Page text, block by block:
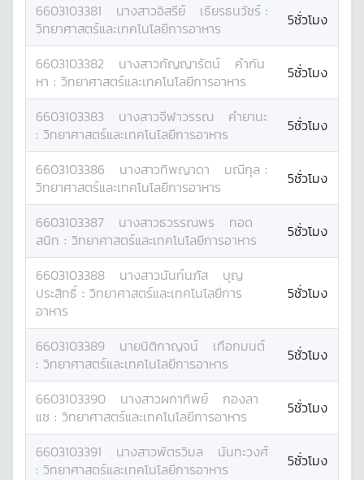
6603103381 นางสาวอิสรีย์ เธียรธนวัชร์ :
วิทยาศาสตร์และเทคโนโลยีการอาหาร
5ชั่วโมง
6603103382 นางสาวกัญญารัตน์
คำกัน
หา : วิทยาศาสตร์และเทคโนโลยีการอาหาร 5ชั่วโมง
6603103383 นางสาวจีฬาวรรณ
คำยานะ
: วิทยาศาสตร์และเทคโนโลยีการอาหาร 5ชั่วโมง
6603103386 นางสาวทิพญาดา มณีกุล :
วิทยาศาสตร์และเทคโนโลยีการอาหาร
5ชั่วโมง
6603103387 นางสาวธวรรณพร
ทอด
สนิท : วิทยาศาสตร์และเทคโนโลยีการอาหาร 5ชั่วโมง
6603103388 นางสาวนันท์นภัส
บุญ
ประสิทธิ์ : วิทยาศาสตร์และเทคโนโลยีการ
อาหาร
5ชั่วโมง
6603103389 นายนิติกาญจน์
เทือกมนต์
: วิทยาศาสตร์และเทคโนโลยีการอาหาร 5ชั่วโมง
6603103390 นางสาวผกาทิพย์
กองลา
แซ : วิทยาศาสตร์และเทคโนโลยีการอาหาร 5ชั่วโมง
6603103391 นางสาวพัตรวิมล
นันทะวงศ์
: วิทยาศาสตร์และเทคโนโลยีการอาหาร 5ชั่วโมง